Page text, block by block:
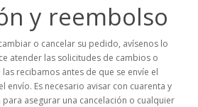
y reembolso
o cancelar su pedido, avísenos lo
atender las solicitudes de cambios o
recibamos antes de que se envíe el
Es necesario avisar con cuarenta y
asegurar una cancelación o cualquier